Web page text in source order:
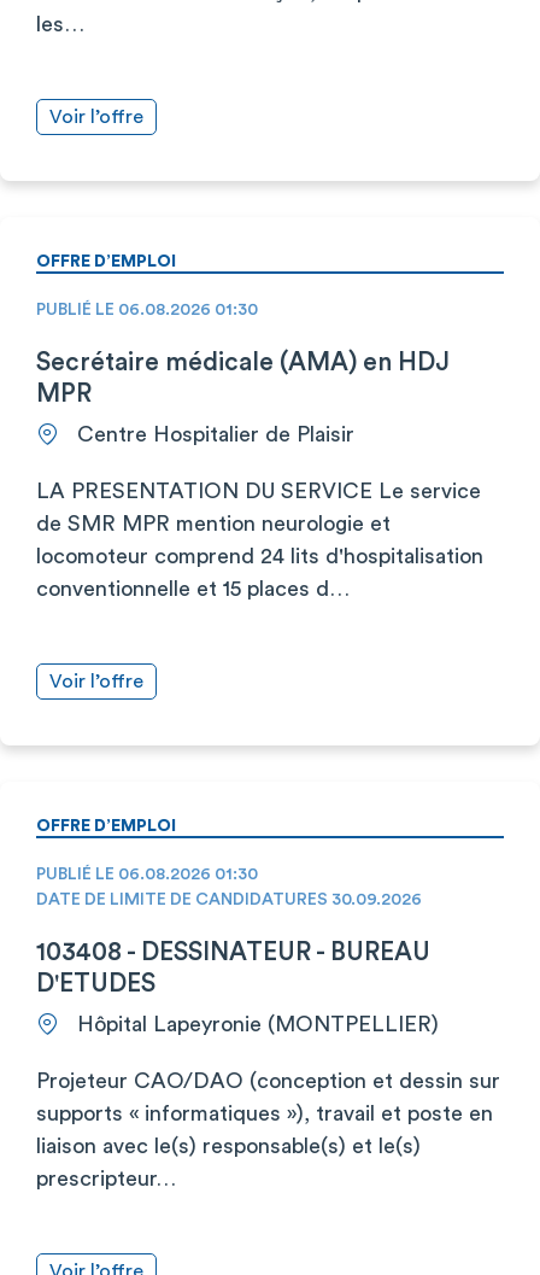
les…
Voir l’offre
OFFRE D’EMPLOI
PUBLIÉ LE 06.08.2026 01:30
Secrétaire médicale (AMA) en HDJ
MPR
Centre Hospitalier de Plaisir
LA PRESENTATION DU SERVICE Le service
de SMR MPR mention neurologie et
locomoteur comprend 24 lits d'hospitalisation
conventionnelle et 15 places d…
Voir l’offre
OFFRE D’EMPLOI
PUBLIÉ LE 06.08.2026 01:30
DATE DE LIMITE DE CANDIDATURES 30.09.2026
103408 - DESSINATEUR - BUREAU
D'ETUDES
Hôpital Lapeyronie (MONTPELLIER)
Projeteur CAO/DAO (conception et dessin sur
supports « informatiques »), travail et poste en
liaison avec le(s) responsable(s) et le(s)
prescripteur…